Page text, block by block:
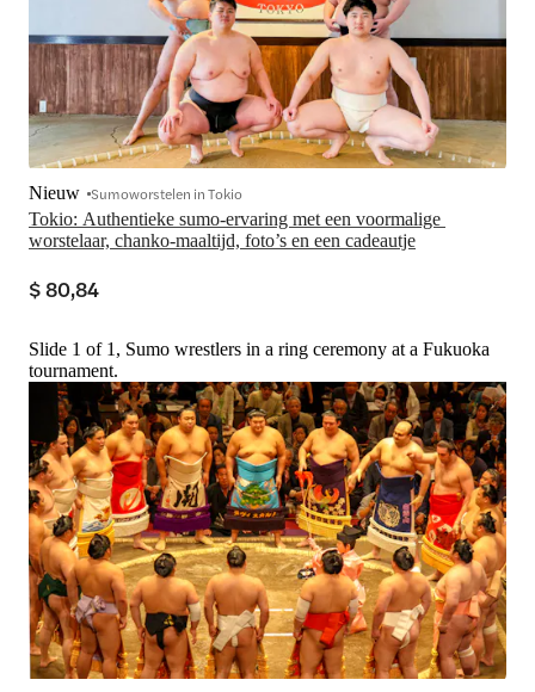
Tokio: Authentieke sumo-ervaring met een voormalige
worstelaar, chanko-maaltijd, foto’s en een cadeautje
Nieuw Sumoworstelen in Tokio
$ 80,84
Slide 1 of 1, Sumo wrestlers in a ring ceremony at a Fukuoka
tournament.